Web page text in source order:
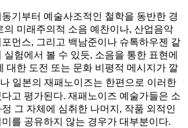
기부터 예술사조적인 철학을 동반한 경
의 미래주의적 소음 예찬이나, 산업음악
먼스, 그리고 백남준이나 슈톡하우젠 같
험에서 볼 수 있듯, 소음을 통한 표현에
대한 도전 또는 문화 비평적 메시지가 깔
일본의 재패노이즈는 한편으로 이러한
고 평가된다. 재패노이즈 예술가들은 소
그 자체에 심취한 나머지, 작품 외적인
를 공유하지 않는 경우가 대부분이다.